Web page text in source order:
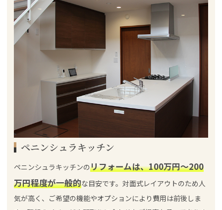
ペニンシュラキッチン
ペニンシュラキッチンのリフォームは、100万円～200
万円程度が一般的な目安です。対面式レイアウトのため人
気が高く、ご希望の機能やオプションにより費用は前後しま